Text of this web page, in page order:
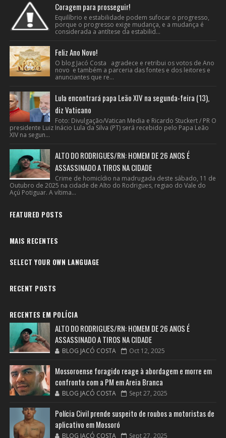
Coragem para prosseguir!
Equilíbrio e estabilidade podem sufocar o progresso,
porque o progresso exige mudança, e a mudança é
considerada a antítese da estabilid...
Feliz Ano Novo!
O blog Jacó Costa agradece e retribui os votos de Ano
novo e também a parceria das fontes e dos leitores e
anunciantes que re...
Lula encontrará papa Leão XIV na segunda-feira (13),
diz Vaticano
Foto: Divulgação/Vatican Media e Ricardo Stuckert / PR O
presidente Luiz Inácio Lula da Silva (PT) será recebido pelo Papa Leão
XIV na segun...
ALTO DO RODRIGUES/RN: HOMEM DE 26 ANOS É
ASSASSINADO A TIROS NA CIDADE
Crime de homicídio na madrugada deste sábado, 11 de
Outubro de 2025 na cidade de Alto do Rodrigues, regiao do Vale do
Açú Potiguar. A vítima...
FEATURED POSTS
MAIS RECENTES
SELECT YOUR OWN LANGUAGE
RECENT POSTS
RECENTES EM POLÍCIA
ALTO DO RODRIGUES/RN: HOMEM DE 26 ANOS É
ASSASSINADO A TIROS NA CIDADE
BLOG JACÓ COSTA Oct 12, 2025
Mossoroense foragido reage à abordagem e morre em
confronto com a PM em Areia Branca
BLOG JACÓ COSTA Sept 27, 2025
Polícia Civil prende suspeito de roubos a motoristas de
aplicativo em Mossoró
BLOG JACÓ COSTA Sept 27, 2025